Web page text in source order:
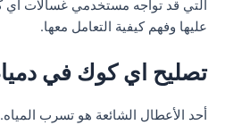
التي قد تواجه مستخدمي غسالات اي
عليها وفهم كيفية التعامل معها.
تصليح اي كوك في
أحد الأعطال الشائعة هو تسرب